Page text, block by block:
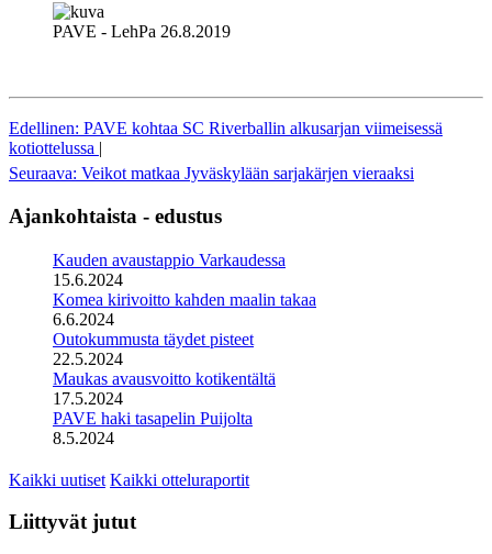
PAVE - LehPa 26.8.2019
Edellinen: PAVE kohtaa SC Riverballin alkusarjan viimeisessä
kotiottelussa |
Seuraava: Veikot matkaa Jyväskylään sarjakärjen vieraaksi
Ajankohtaista - edustus
Kauden avaustappio Varkaudessa
15.6.2024
Komea kirivoitto kahden maalin takaa
6.6.2024
Outokummusta täydet pisteet
22.5.2024
Maukas avausvoitto kotikentältä
17.5.2024
PAVE haki tasapelin Puijolta
8.5.2024
Kaikki uutiset Kaikki otteluraportit
Liittyvät jutut